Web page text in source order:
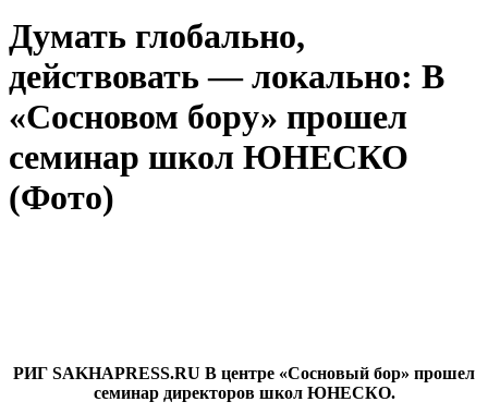
Думать глобально,
действовать — локально: В
«Сосновом бору» прошел
семинар школ ЮНЕСКО
(Фото)
РИГ SAKHAPRESS.RU В центре «Сосновый бор» прошел
семинар директоров школ ЮНЕСКО.